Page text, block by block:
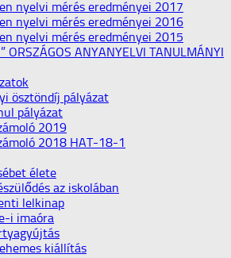
nyelvi mérés eredményei 2017
nyelvi mérés eredményei 2016
nyelvi mérés eredményei 2015
ORSZÁGOS ANYANYELVI TANULMÁNYI
ösztöndíj pályázat
pályázat
2019
2018 HAT-18-1
élete
az iskolában
lelkinap
i imaóra
kiállítás